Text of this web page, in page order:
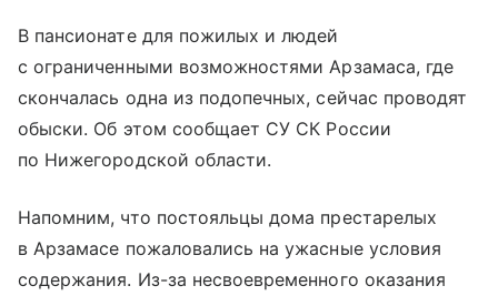
В пансионате для пожилых и людей
с ограниченными возможностями Арзамаса, где
скончалась одна из подопечных, сейчас проводят
обыски. Об этом сообщает СУ СК России
по Нижегородской области.
Напомним, что постояльцы дома престарелых
в Арзамасе пожаловались на ужасные условия
содержания. Из-за несвоевременного оказания